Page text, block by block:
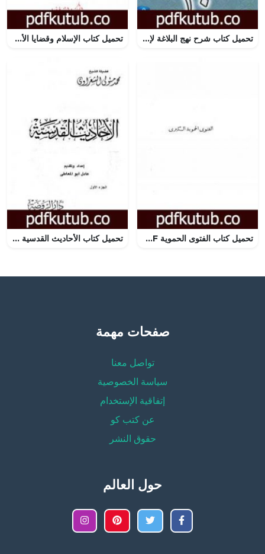
تحميل كتاب شرح نهج البلاغة لإبن أبي الحديد نسخة من إعداد سالم الدليمي – الجزء العاشر PDF تأليف إبن أبي الحديد المعتزلي مجانا [كامل] تحميل كتاب الإسلام وقضايا الأسرة PDF تأليف عبد الحميد كشك مجانا [كامل]
تحميل كتاب الفتوى الحموية PDF تأليف ابن تيمية مجانا [كامل] تحميل كتاب الأحاديث القدسية – الجزء الأول PDF تأليف محمد متولي الشعراوي مجانا [كامل]
صفحات مهمة
تواصل معنا
سياسة الخصوصية
إتفاقية الإستخدام
عن كتب كو
حقوق النشر
حول العالم